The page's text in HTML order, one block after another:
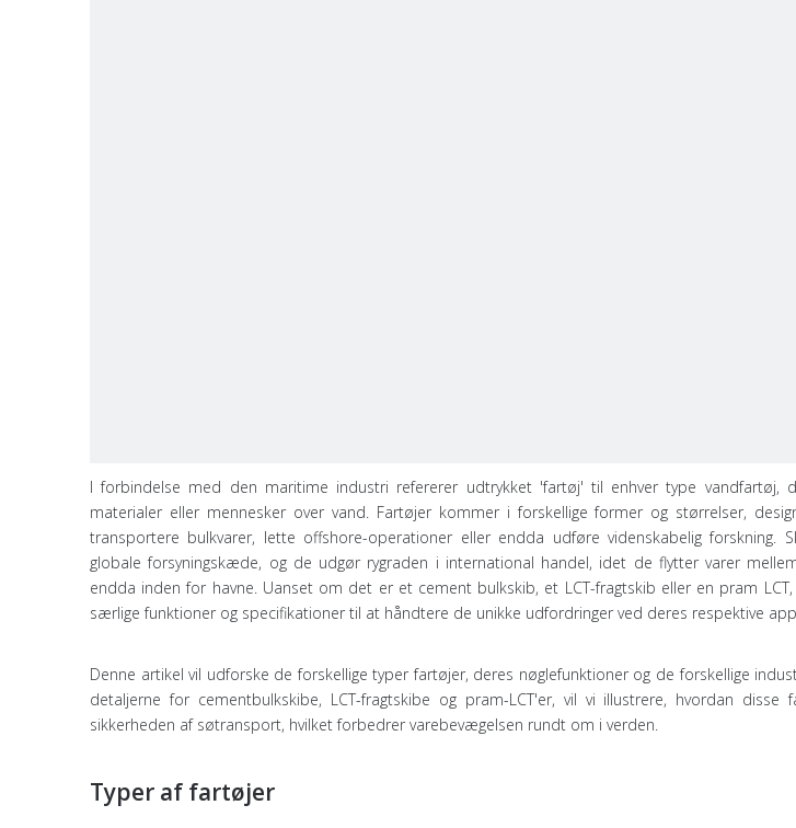
I forbindelse med den maritime industri refererer udtrykket 'fartøj' til enhver type vandfartøj,
materialer eller mennesker over vand. Fartøjer kommer i forskellige former og størrelser,
transportere bulkvarer, lette offshore-operationer eller endda udføre videnskabelig forskning.
globale forsyningskæde, og de udgør rygraden i international handel, idet de flytter varer
endda inden for havne. Uanset om det er et cement bulkskib, et LCT-fragtskib eller en pram
særlige funktioner og specifikationer til at håndtere de unikke udfordringer ved deres respektive
Denne artikel vil udforske de forskellige typer fartøjer, deres nøglefunktioner og de forskellige
detaljerne for cementbulkskibe, LCT-fragtskibe og pram-LCT'er, vil vi illustrere, hvordan
sikkerheden af ​​søtransport, hvilket forbedrer varebevægelsen rundt om i verden.
Typer af fartøjer